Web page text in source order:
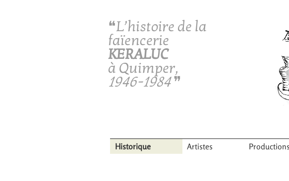
❝L’histoire de la
faïencerie
KERALUC
à Quimper,
1946-1984❞
Historique Artistes Productions